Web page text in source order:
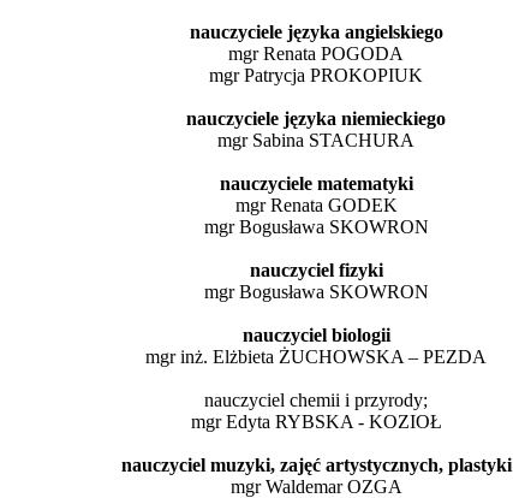
nauczyciele języka angielskiego
mgr Renata POGODA
mgr Patrycja PROKOPIUK
nauczyciele języka niemieckiego
mgr Sabina STACHURA
nauczyciele matematyki
mgr Renata GODEK
mgr Bogusława SKOWRON
nauczyciel fizyki
mgr Bogusława SKOWRON
nauczyciel biologii
mgr inż. Elżbieta ŻUCHOWSKA – PEZDA
nauczyciel chemii i przyrody;
mgr Edyta RYBSKA - KOZIOŁ
nauczyciel muzyki, zajęć artystycznych, plastyki
mgr Waldemar OZGA